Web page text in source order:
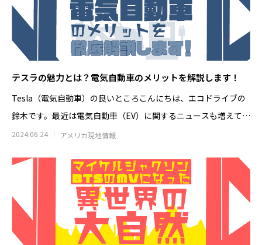
テスラの魅力とは？電気自動車のメリットを解説します！
Tesla（電気自動車）の良いところこんにちは、エコドライブの
鈴木です。最近は電気自動車（EV）に関するニュースも増えてき
たよう
2024.06.24 アメリカ現地情報